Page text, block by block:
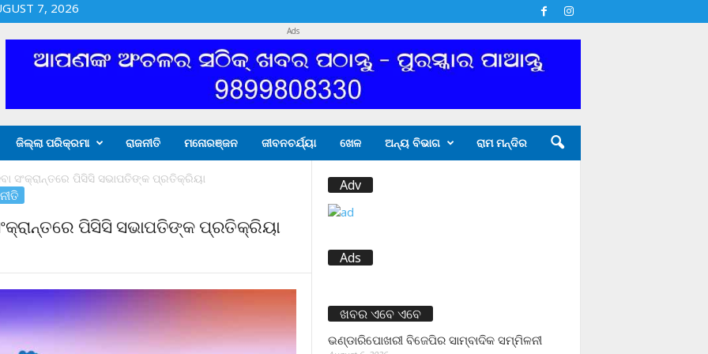
7, 2026
Ads
ଜିଲ୍ଲା ପରିକ୍ରମା ରାଜନୀତି ମନୋରଞ୍ଜନ ଜୀବନଚର୍ଯ୍ୟା ଖେଳ ଅନ୍ୟ ବିଭାଗ ରାମ ମନ୍ଦିର
ସଂକ୍ରାନ୍ତରେ ପିସିସି ସଭାପତିଙ୍କ ପ୍ରତିକ୍ରିୟା
ପିସିସି ସଭାପତିଙ୍କ ପ୍ରତିକ୍ରିୟା
Adv
Ads
ଖବର ଏବେ ଏବେ
ଭଣ୍ଡାରିପୋଖରୀ ବିଜେପିର ସାମ୍ବାଦିକ ସମ୍ମିଳନୀ